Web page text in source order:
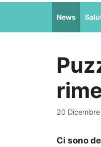
News
20
Ci sono